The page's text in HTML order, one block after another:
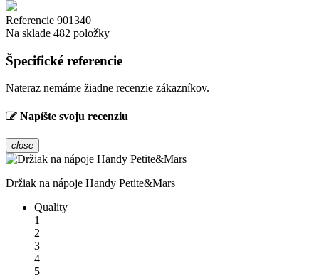
Referencie 901340
Na sklade 482 položky
Špecifické referencie
Nateraz nemáme žiadne recenzie zákazníkov.
Napíšte svoju recenziu
close
Držiak na nápoje Handy Petite&Mars
Quality
1
2
3
4
5